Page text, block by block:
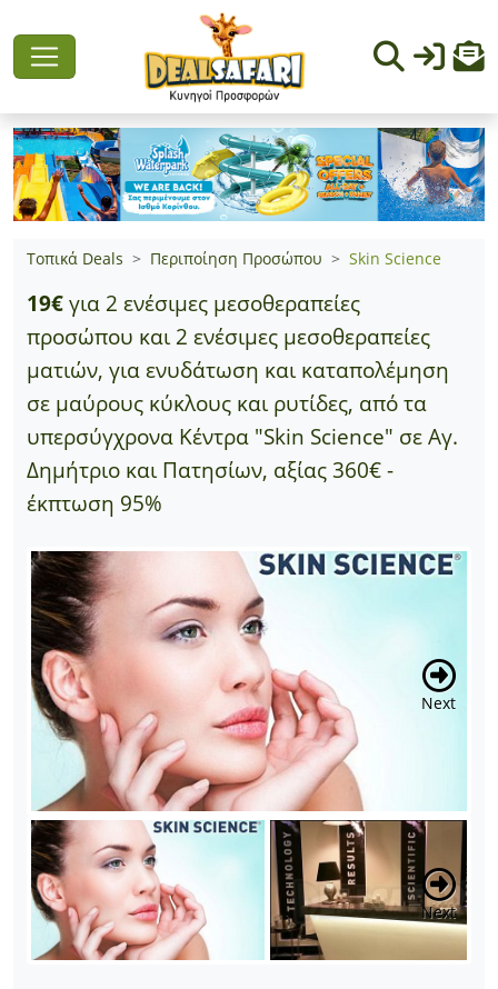
Τοπικά Deals Περιποίηση Προσώπου Skin Science
19€για 2 ενέσιμες μεσοθεραπείες
προσώπου και 2 ενέσιμες μεσοθεραπείες
ματιών, για ενυδάτωση και καταπολέμηση
σε μαύρους κύκλους και ρυτίδες, από τα
υπερσύγχρονα Κέντρα "Skin Science" σε Αγ.
Δημήτριο και Πατησίων, αξίας 360€ -
έκπτωση 95%
Next
Next